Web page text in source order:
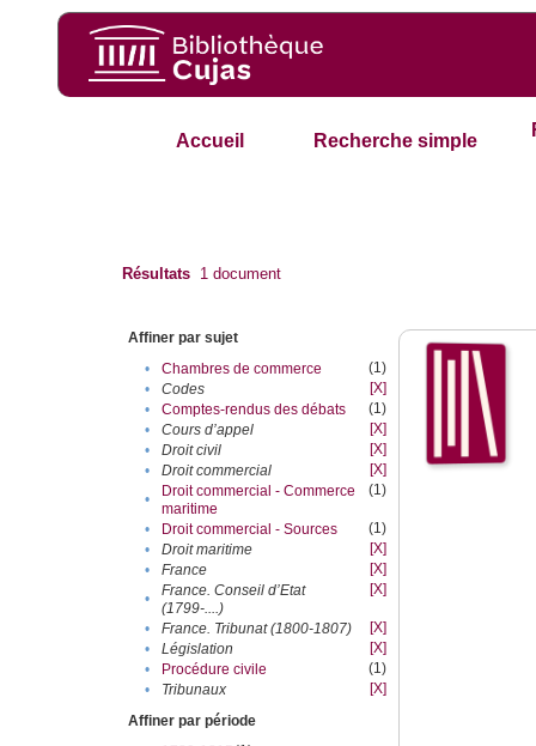
Accueil Recherche simple
Résultats 1 document
Affiner par sujet
•
Chambres de commerce
(1)
•
Codes
[X]
•
Comptes-rendus des débats
(1)
•
Cours d’appel
[X]
•
Droit civil
[X]
•
Droit commercial
[X]
•
Droit commercial - Commerce
maritime
(1)
• Droit commercial - Sources
(1)
•
Droit maritime
[X]
•
France
[X]
•
France. Conseil d’Etat
(1799-....)
[X]
• France. Tribunat (1800-1807)
[X]
•
Législation
[X]
•
Procédure civile
(1)
•
Tribunaux
[X]
Affiner par période